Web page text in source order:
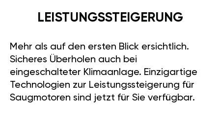
LEISTUNGSSTEIGERUNG
Mehr als auf den ersten Blick ersichtlich.
Sicheres Überholen auch bei
eingeschalteter Klimaanlage. Einzigartige
Technologien zur Leistungssteigerung für
Saugmotoren sind jetzt für Sie verfügbar.